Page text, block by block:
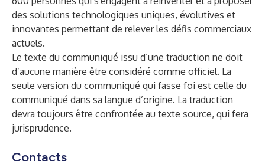
des solutions technologiques uniques, évolutives et
innovantes permettant de relever les défis commerciaux
actuels.
Le texte du communiqué issu d’une traduction ne doit
d’aucune manière être considéré comme officiel. La
seule version du communiqué qui fasse foi est celle du
communiqué dans sa langue d’origine. La traduction
devra toujours être confrontée au texte source, qui fera
jurisprudence.
Contacts